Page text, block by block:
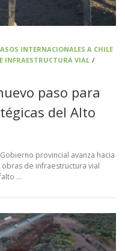
INTERNACIONALES A CHILE
INFRAESTRUCTURA VIAL /
paso para
del Alto
provincial avanza hacia
de infraestructura vial
…